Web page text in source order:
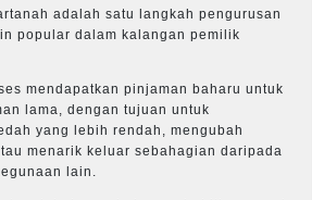
adalah satu langkah pengurusan
popular dalam kalangan pemilik
mendapatkan pinjaman baharu untuk
lama, dengan tujuan untuk
yang lebih rendah, mengubah
menarik keluar sebahagian daripada
lain.